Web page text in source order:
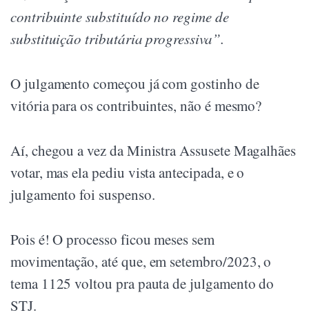
contribuinte substituído no regime de
substituição tributária progressiva”.
O julgamento começou já com gostinho de
vitória para os contribuintes, não é mesmo?
Aí, chegou a vez da Ministra Assusete Magalhães
votar, mas ela pediu vista antecipada, e o
julgamento foi suspenso.
Pois é! O processo ficou meses sem
movimentação, até que, em setembro/2023, o
tema 1125 voltou pra pauta de julgamento do
STJ.